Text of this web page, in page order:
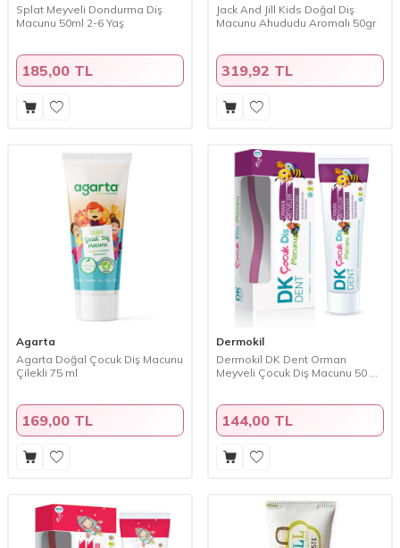
Splat Meyveli Dondurma Diş
Macunu 50ml 2-6 Yaş
185,00 TL
Jack And Jill Kids Doğal Diş
Macunu Ahududu Aromalı 50gr
319,92 TL
Agarta
Agarta Doğal Çocuk Diş Macunu
Çilekli 75 ml
169,00 TL
Dermokil
Dermokil DK Dent Orman
Meyveli Çocuk Diş Macunu 50 ml
144,00 TL